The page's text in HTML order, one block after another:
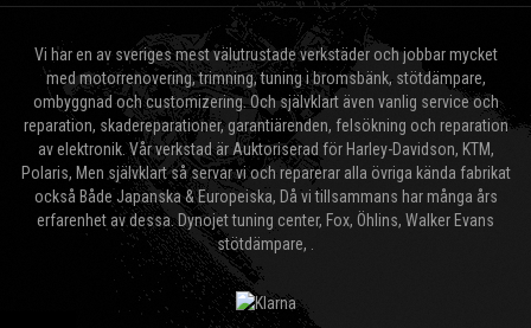
Vi har en av sveriges mest välutrustade verkstäder och jobbar mycket
med motorrenovering, trimning, tuning i bromsbänk, stötdämpare,
ombyggnad och customizering. Och självklart även vanlig service och
reparation, skadereparationer, garantiärenden, felsökning och reparation
av elektronik. Vår verkstad är Auktoriserad för Harley-Davidson, KTM,
Polaris, Men självklart så servar vi och reparerar alla övriga kända fabrikat
också Både Japanska & Europeiska, Då vi tillsammans har många års
erfarenhet av dessa. Dynojet tuning center, Fox, Öhlins, Walker Evans
stötdämpare, .